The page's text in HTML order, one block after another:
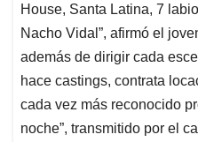
House, Santa Latina, 7
Nacho Vidal”, afirmó el
además de dirigir cada
hace castings, contrata
cada vez más reconocido
noche”, transmitido por el